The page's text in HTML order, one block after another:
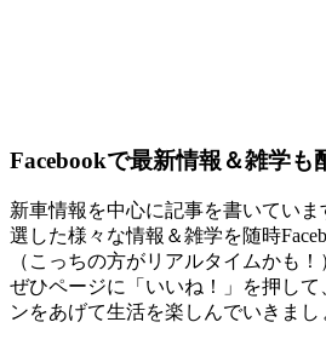
Facebookで最新情報＆雑学も
新車情報を中心に記事を書いてい
選した様々な情報＆雑学を随時
（こっちの方がリアルタイムかも！
ぜひページに「いいね！」を押して
ンをあげて生活を楽しんでいきまし